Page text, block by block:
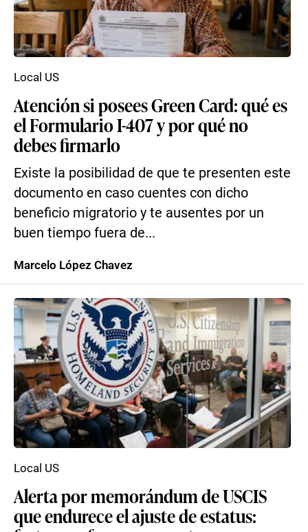
Atención si posees Green Card: qué es
el Formulario I-407 y por qué no
debes firmarlo
Existe la posibilidad de que te presenten este
documento en caso cuentes con dicho
beneficio migratorio y te ausentes por un
buen tiempo fuera de...
Local US
Marcelo López Chavez
Alerta por memorándum de USCIS
que endurece el ajuste de estatus:
Local US